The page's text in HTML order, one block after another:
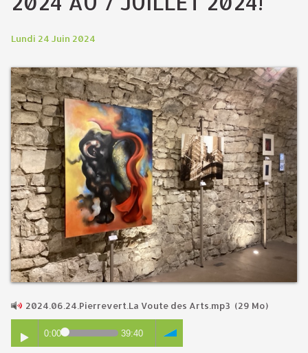
Lundi 24 Juin 2024
2024.06.24.Pierrevert.La Voute des Arts.mp3 (29 Mo)
0:00 39:40